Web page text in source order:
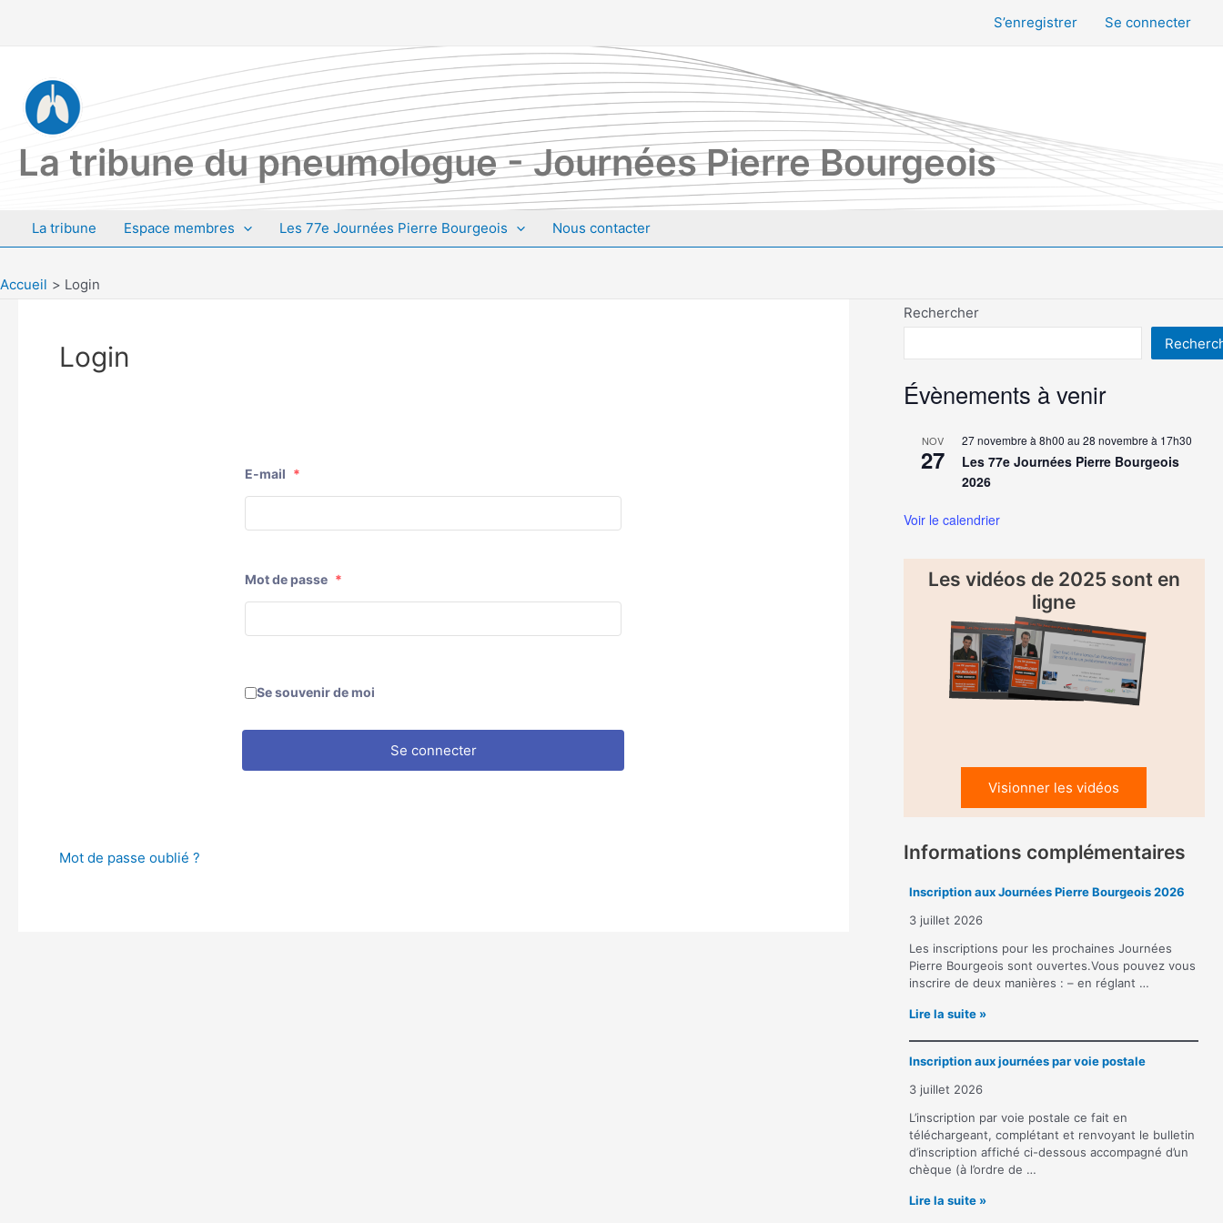
S’enregistrer Se connecter
La tribune du pneumologue - Journées Pierre Bourgeois
La tribune Espace membres Les 77e Journées Pierre Bourgeois Nous contacter
Accueil Login
Login
E-mail *
Mot de passe *
Se souvenir de moi
Se connecter
Mot de passe oublié ?
Rechercher
Évènements à venir
NOV
27
27 novembre à 8h00 au 28 novembre à 17h30
Les 77e Journées Pierre Bourgeois
2026
Voir le calendrier
Les vidéos de 2025 sont en
ligne
Visionner les vidéos
Informations complémentaires
Inscription aux Journées Pierre Bourgeois 2026
3 juillet 2026
Les inscriptions pour les prochaines Journées
Pierre Bourgeois sont ouvertes.Vous pouvez vous
inscrire de deux manières : – en réglant …
I
s
c
r
i
p
t
i
o
a
Lire la suite »
Inscription aux journées par voie postale
3 juillet 2026
L’inscription par voie postale ce fait en
téléchargeant, complétant et renvoyant le bulletin
d’inscription affiché ci-dessous accompagné d’un
chèque (à l’ordre de …
ILire la suite »